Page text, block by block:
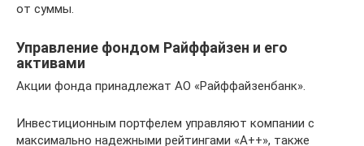
от суммы.
Управление фондом Райффайзен и его
активами
Акции фонда принадлежат АО «Райффайзенбанк».
Инвестиционным портфелем управляют компании с
максимально надежными рейтингами «А++», также